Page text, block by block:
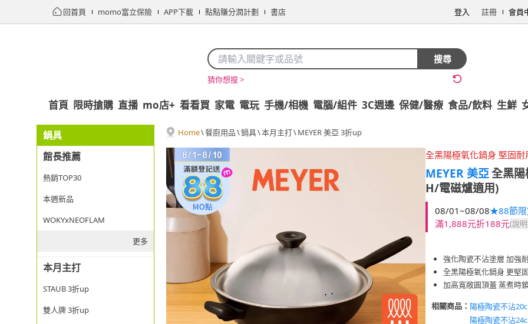
回首頁 momo富立保險 APP下載 點點賺分潤計劃 書店 登入 註冊 會員
搜尋
猜你想搜 >
首頁 限時搶購 直播 mo店+ 看看買 家電 電玩 手機/相機 電腦/組件 3C週邊 保健/醫療 食品/飲料 生鮮
鍋具
館長推薦
熱銷TOP30
本週新品
WOKYxNEOFLAM
更多
本月主打
STAUB 3折up
雙人牌 3折up
Home\餐廚用品\鍋具\本月主打\MEYER 美亞 3折up
全黑陽極氧化鍋身 堅固耐
MEYER 美亞全黑
H/電磁爐適用)
08/01~08/08★88節
滿1,888元折188元(說
強化陶瓷不沾塗層 加強
全黑陽極氧化鍋身 更堅
加高寬敞圓頂蓋 蒸煮時
相關商品： 陽極陶瓷不沾
陽極陶瓷不沾